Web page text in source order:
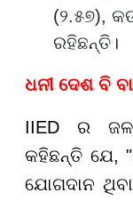
(୨.୫୭),
ରହିଛନ୍ତି।
ଧନୀ ଦେଶ ବି
IIED ର
କହିଛନ୍ତି ଯେ,
ଯୋଗଦାନ